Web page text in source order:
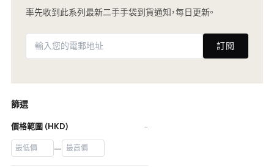
率先收到此系列最新二手手袋到貨通知，每日更新。
訂閱
篩選
價格範圍 (HKD) −
—